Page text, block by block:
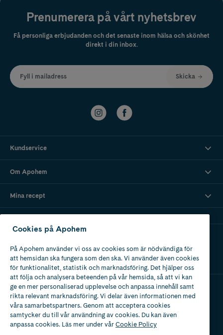
Prenumerera på vårt nyhetsbrev
Få personliga erbjudanden och det senaste inom hälsa och skönhet
direkt i din inbox.
Fyll i mailadress Skicka
Kundservice
Om Apohem
Mina recept
Apotek med tillstånd
av Läkemedelsverket
Cookies på Apohem
På Apohem använder vi oss av cookies som är nödvändiga för
att hemsidan ska fungera som den ska. Vi använder även cookies
för funktionalitet, statistik och marknadsföring. Det hjälper oss
att följa och analysera beteenden på vår hemsida, så att vi kan
ge en mer personaliserad upplevelse och anpassa innehåll samt
rikta relevant marknadsföring. Vi delar även informationen med
våra samarbetspartners. Genom att acceptera cookies
samtycker du till vår användning av cookies. Du kan även
anpassa cookies. Läs mer under vårCookie Policy